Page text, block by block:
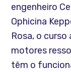
engenheiro
Ophicina
Rosa, o
motores
têm o